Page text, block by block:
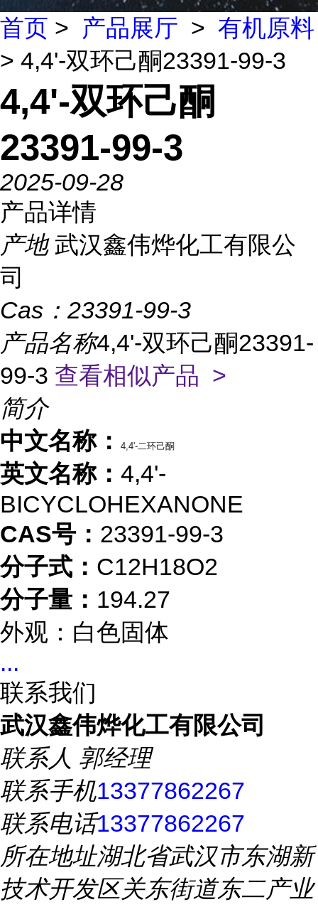
首页 > 产品展厅 > 有机原料
> 4,4'-双环己酮23391-99-3
4,4'-双环己酮
23391-99-3
2025-09-28
产品详情
产地 武汉鑫伟烨化工有限公
司
Cas： 23391-99-3
产品名称4,4'-双环己酮23391-
99-3 查看相似产品 >
简介
中文名称：
4,4'-二环己酮
英文名称： 4,4'-
BICYCLOHEXANONE
CAS号： 23391-99-3
分子式： C12H18O2
分子量： 194.27
外观：白色固体
...
联系我们
武汉鑫伟烨化工有限公司
联系人 郭经理
联系手机13377862267
联系电话13377862267
所在地址湖北省武汉市东湖新
技术开发区关东街道东二产业